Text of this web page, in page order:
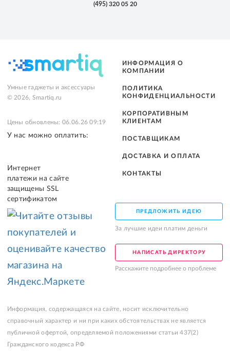
(495)320 05 20
Умные гаджеты и аксессуары
© 2026, Smartiq.ru
Цены обновлены: 06.06.26 09:19
У нас можно оплатить:
Интернет
платежи на сайте
защищены SSL
сертификатом
ИНФОРМАЦИЯ О
КОМПАНИИ
ПОЛИТИКА
КОНФИДЕНЦИАЛЬНОСТИ
КОРПОРАТИВНЫМ
КЛИЕНТАМ
ПОСТАВЩИКАМ
ДОСТАВКА И ОПЛАТА
КОНТАКТЫ
ПРЕДЛОЖИТЬ ИДЕЮ
За лучшие идеи платим деньги
НАПИСАТЬ ДИРЕКТОРУ
Расскажите подробнее о проблеме
Информация, содержащаяся на сайте, носит исключительно
справочный характер и ни при каких обстоятельствах не является
публичной офертой, определяемой положениями статьи 437(2)
Гражданского кодекса РФ